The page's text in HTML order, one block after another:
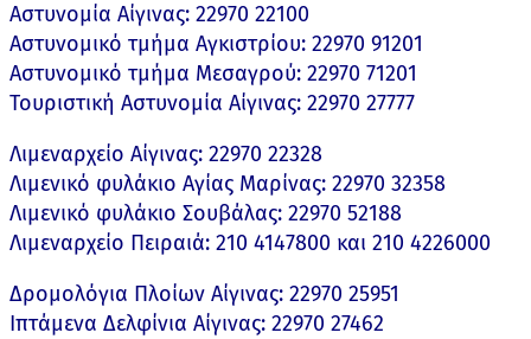
Αστυνομία Αίγινας: 22970 22100
Αστυνομικό τμήμα Αγκιστρίου: 22970 91201
Αστυνομικό τμήμα Μεσαγρού: 22970 71201
Τουριστική Αστυνομία Αίγινας: 22970 27777
Λιμεναρχείο Αίγινας: 22970 22328
Λιμενικό φυλάκιο Αγίας Μαρίνας: 22970 32358
Λιμενικό φυλάκιο Σουβάλας: 22970 52188
Λιμεναρχείο Πειραιά: 210 4147800 και 210 4226000
Δρομολόγια Πλοίων Αίγινας: 22970 25951
Ιπτάμενα Δελφίνια Αίγινας: 22970 27462